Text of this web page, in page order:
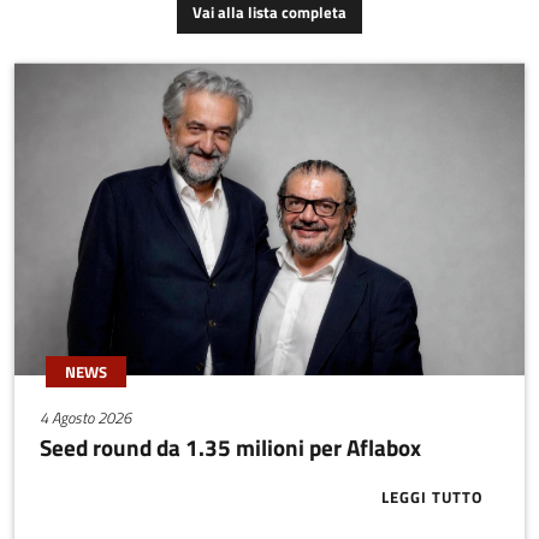
ed implementazione di
avanzata, a supporto
dell’ingegneria civile
(edifici strategici e
rilevanti, infrastrutture,
edilizia abitativa e
produttiva) e del restauro
(edifici e manufatti
Vai alla lista completa
NEWS
4 Agosto 2026
Seed round da 1.35 milioni per Aflabox
LEGGI TUTTOABOUT SEED